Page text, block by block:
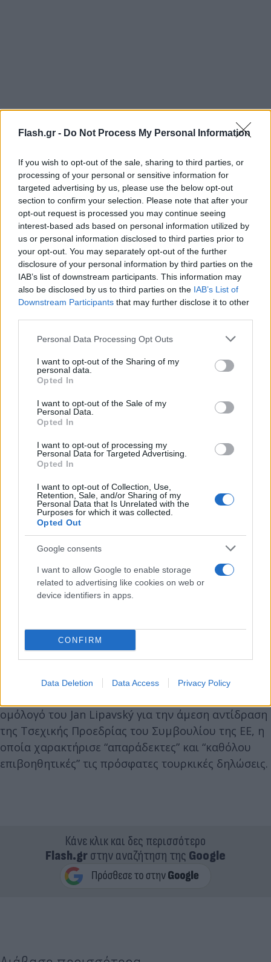
Flash.gr - Do Not Process My Personal Information
If you wish to opt-out of the sale, sharing to third parties, or
processing of your personal or sensitive information for
targeted advertising by us, please use the below opt-out
section to confirm your selection. Please note that after your
opt-out request is processed you may continue seeing
interest-based ads based on personal information utilized by
us or personal information disclosed to third parties prior to
your opt-out. You may separately opt-out of the further
disclosure of your personal information by third parties on the
IAB’s list of downstream participants. This information may
also be disclosed by us to third parties on the IAB’s List of
Downstream Participants that may further disclose it to other
Please note that this website/app uses one or more Google
not limited to your visit or usage behaviour. You may click to
grant or deny consent to Google and its third-party tags to
use your data for below specified purposes in below Google
consent section.
Personal Data Processing Opt Outs
I want to opt-out of the Sharing of my
personal data.
Opted In
I want to opt-out of the Sale of my
Personal Data.
Opted In
I want to opt-out of processing my
Personal Data for Targeted Advertising.
Opted In
I want to opt-out of Collection, Use,
Retention, Sale, and/or Sharing of my
Personal Data that Is Unrelated with the
Purposes for which it was collected.
Opted Out
Google consents
I want to allow Google to enable storage
related to advertising like cookies on web or
device identifiers in apps.
CONFIRM
Data Deletion Data Access Privacy Policy
Στις εν λόγω επιστολές θα παρατίθενται αυτούσιες
Ελληνική πλευρά θεωρεί ότι το κείμενο των
δηλώσεων αυτών είναι τόσο εξωφρενικό που
παρέλκει οποιοσδήποτε σχολιασμός.
Μάλιστα τονίζεται ότι η Ελληνική πλευρά θεωρεί
ότι το κείμενο των δηλώσεων αυτών είναι τόσο
εξωφρενικό που παρέλκει οποιοσδήποτε
σχολιασμός.
ομόλογό του Jan Lipavský για την άμεση αντίδραση
της Τσεχικής Προεδρίας του Συμβουλίου της ΕΕ, η
οποία χαρακτήρισε “απαράδεκτες” και “καθόλου
επιβοηθητικές” τις πρόσφατες τουρκικές δηλώσεις.
Κάνε κλικ και δες περισσότερο
Flash.grστην αναζήτηση της Google